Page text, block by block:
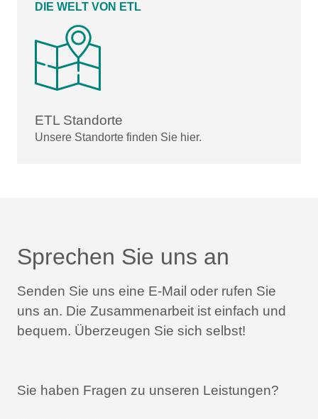
DIE WELT VON ETL
ETL Standorte
Unsere Standorte finden Sie hier.
Sprechen Sie uns an
Senden Sie uns eine E-Mail oder rufen Sie
uns an. Die Zusammenarbeit ist einfach und
bequem. Überzeugen Sie sich selbst!
Sie haben Fragen zu unseren Leistungen?